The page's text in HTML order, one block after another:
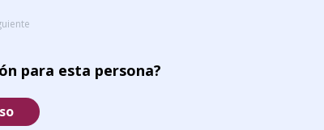
para esta persona?